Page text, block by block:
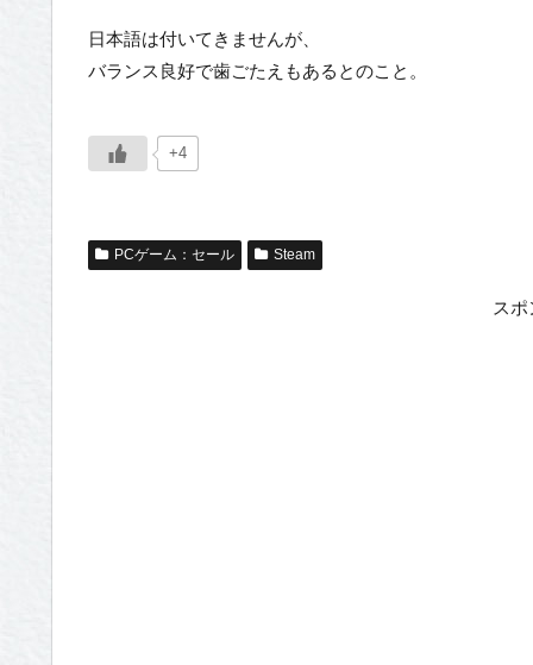
日本語は付いてきませんが、
バランス良好で歯ごたえもあるとのこと。
+4
PCゲーム：セール Steam
ス